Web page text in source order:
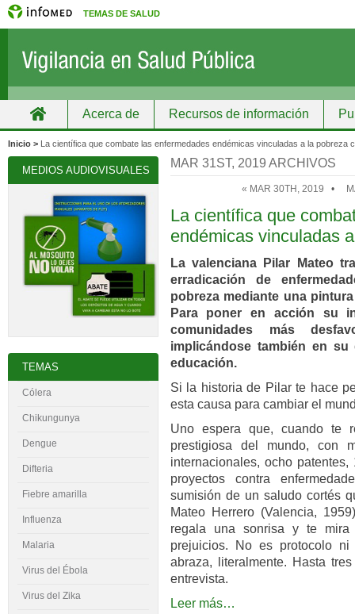
TEMAS DE SALUD
Acerca de Recursos de información
Grupos Recursos de información
Inicio > La científica que combate las enfermedades endémicas vinculadas a la pobreza
MAR 31ST, 2019 ARCHIVOS
« MAR 30TH, 2019 •
La científica que
endémicas vinculadas
La valenciana Pilar Mateo
erradicación de
pobreza mediante una
Para poner en acción su
comunidades más
implicándose también en
educación.
Si la historia de Pilar te hace
esta causa para cambiar el
Uno espera que, cuando te
prestigiosa del mundo, con
internacionales, ocho
proyectos contra
sumisión de un saludo cortés
Mateo Herrero (Valencia,
regala una sonrisa y te
prejuicios. No es protocolo
abraza, literalmente. Hasta
entrevista.
Leer más…
MEDIOS AUDIOVISUALES
TEMAS
Cólera
Chikungunya
Dengue
Difteria
Fiebre amarilla
Influenza
Malaria
Virus del Ébola
Virus del Zika